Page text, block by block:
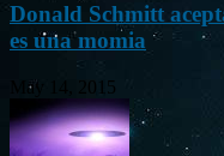
Donald Schmitt
es una momia
May 14, 2015